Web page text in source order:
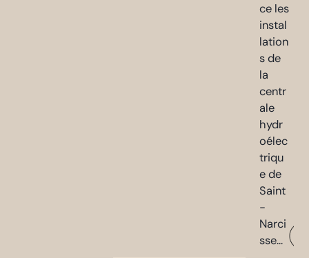
ce les
instal
lation
s de
la
centr
ale
hydr
oélec
triqu
e de
Saint
-
Narci
sse...